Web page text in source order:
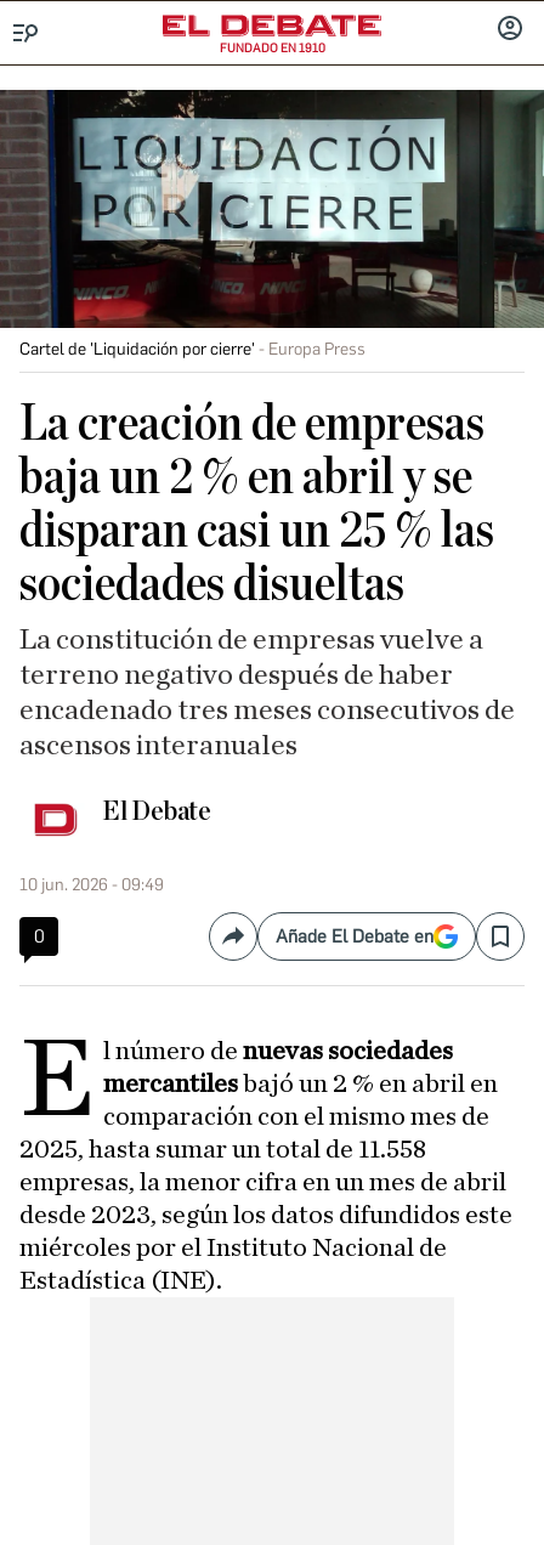
FUNDADO EN 1910
Cartel de 'Liquidación por cierre' Europa Press
La creación de empresas
baja un 2 % en abril y se
disparan casi un 25 % las
sociedades disueltas
La constitución de empresas vuelve a
terreno negativo después de haber
encadenado tres meses consecutivos de
ascensos interanuales
El Debate
10 jun. 2026 - 09:49
0 CompartirAñade El Debate en Save
E l número denuevas sociedades
mercantilesbajó un 2 % en abril en
comparación con el mismo mes de
2025, hasta sumar un total de 11.558
empresas, la menor cifra en un mes de abril
desde 2023, según los datos difundidos este
miércoles por el Instituto Nacional de
Estadística (INE).